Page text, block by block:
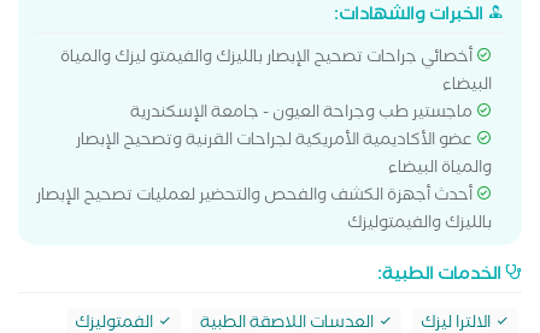
الخبرات والشهادات:
أخصائي جراحات تصحيح الإبصار بالليزك والفيمتو ليزك والمياة
البيضاء
ماجستير طب وجراحة العيون - جامعة الإسكندرية
عضو الأكاديمية الأمريكية لجراحات القرنية وتصحيح الإبصار
والمياة البيضاء
أحدث أجهزة الكشف والفحص والتحضير لعمليات تصحيح الإبصار
بالليزك والفيمتوليزك
الخدمات الطبية:
الالترا ليزك العدسات اللاصقة الطبية
الفمتوليزك